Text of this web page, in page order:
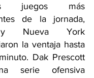
juegos más
de la jornada,
Nueva York
la ventaja hasta
Dak Prescott
serie ofensiva